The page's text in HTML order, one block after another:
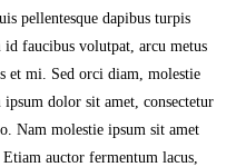
pellentesque dapibus turpis
id faucibus volutpat, arcu metus
et mi. Sed orci diam, molestie
dolor sit amet, consectetur
Nam molestie ipsum sit amet
auctor fermentum lacus,